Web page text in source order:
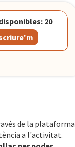
20
de la plataforma
a l'activitat.